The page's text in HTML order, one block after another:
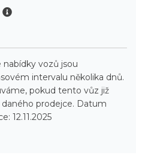
nabídky vozů jsou
intervalu několika dnů.
pokud tento vůz již
prodejce. Datum
12.11.2025